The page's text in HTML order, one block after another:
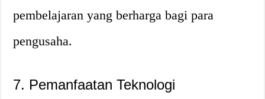
pembelajaran yang berharga bagi para
pengusaha.
7. Pemanfaatan Teknologi